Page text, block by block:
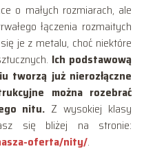
o małych rozmiarach, ale
łączenia rozmaitych
je z metalu, choć niektóre
Ich podstawową
tworzą już nierozłączne
można rozebrać
nitu. Z wysokiej klasy
się bliżej na stronie:
oferta/nity/.